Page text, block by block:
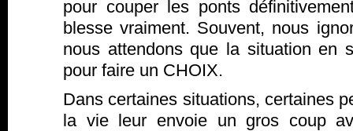
pour couper les ponts
blesse vraiment. Souvent, nous
nous attendons que la situation en
pour faire un CHOIX.
Dans certaines situations, certaines
la vie leur envoie un gros coup